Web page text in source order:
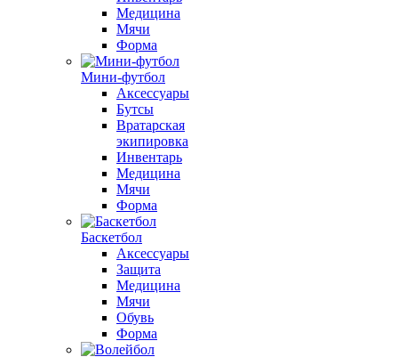
Медицина
Мячи
Форма
Мини-футбол
Аксессуары
Бутсы
Вратарская
экипировка
Инвентарь
Медицина
Мячи
Форма
Баскетбол
Аксессуары
Защита
Медицина
Мячи
Обувь
Форма